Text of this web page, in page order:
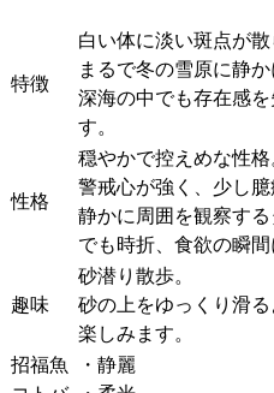
特徴
白い体に淡い斑点が散
まるで冬の雪原に静
深海の中でも存在感
す。
性格
穏やかで控えめな性格
警戒心が強く、少し臆
静かに周囲を観察する
でも時折、食欲の瞬間
趣味
砂潜り散歩。
砂の上をゆっくり滑
楽しみます。
招福魚
・静麗